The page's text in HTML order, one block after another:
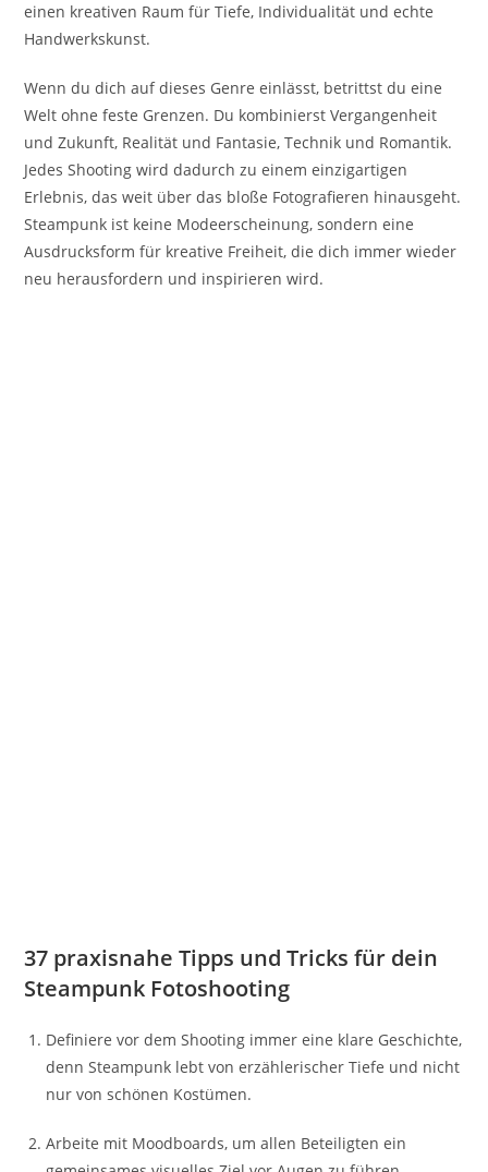
einen kreativen Raum für Tiefe, Individualität und echte
Handwerkskunst.
Wenn du dich auf dieses Genre einlässt, betrittst du eine
Welt ohne feste Grenzen. Du kombinierst Vergangenheit
und Zukunft, Realität und Fantasie, Technik und Romantik.
Jedes Shooting wird dadurch zu einem einzigartigen
Erlebnis, das weit über das bloße Fotografieren hinausgeht.
Steampunk ist keine Modeerscheinung, sondern eine
Ausdrucksform für kreative Freiheit, die dich immer wieder
neu herausfordern und inspirieren wird.
37 praxisnahe Tipps und Tricks für dein
Steampunk Fotoshooting
Definiere vor dem Shooting immer eine klare Geschichte,
denn Steampunk lebt von erzählerischer Tiefe und nicht
nur von schönen Kostümen.
Arbeite mit Moodboards, um allen Beteiligten ein